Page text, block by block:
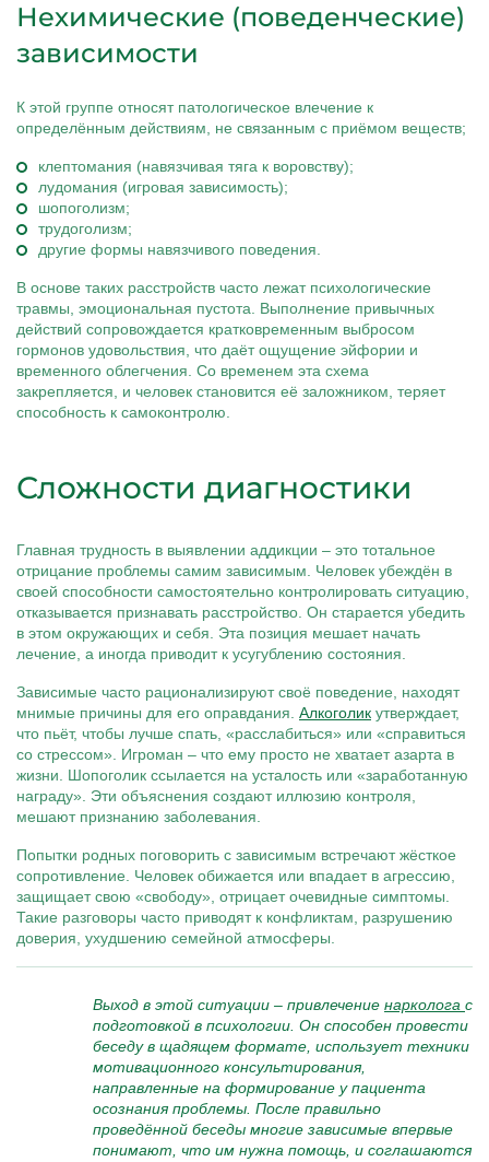
Нехимические (поведенческие)
зависимости
К этой группе относят патологическое влечение к
определённым действиям, не связанным с приёмом веществ;
клептомания (навязчивая тяга к воровству);
лудомания (игровая зависимость);
шопоголизм;
трудоголизм;
другие формы навязчивого поведения.
В основе таких расстройств часто лежат психологические
травмы, эмоциональная пустота. Выполнение привычных
действий сопровождается кратковременным выбросом
гормонов удовольствия, что даёт ощущение эйфории и
временного облегчения. Со временем эта схема
закрепляется, и человек становится её заложником, теряет
способность к самоконтролю.
Сложности диагностики
Главная трудность в выявлении аддикции – это тотальное
отрицание проблемы самим зависимым. Человек убеждён в
своей способности самостоятельно контролировать ситуацию,
отказывается признавать расстройство. Он старается убедить
в этом окружающих и себя. Эта позиция мешает начать
лечение, а иногда приводит к усугублению состояния.
Зависимые часто рационализируют своё поведение, находят
мнимые причины для его оправдания. Алкоголик утверждает,
что пьёт, чтобы лучше спать, «расслабиться» или «справиться
со стрессом». Игроман – что ему просто не хватает азарта в
жизни. Шопоголик ссылается на усталость или «заработанную
награду». Эти объяснения создают иллюзию контроля,
мешают признанию заболевания.
Попытки родных поговорить с зависимым встречают жёсткое
сопротивление. Человек обижается или впадает в агрессию,
защищает свою «свободу», отрицает очевидные симптомы.
Такие разговоры часто приводят к конфликтам, разрушению
доверия, ухудшению семейной атмосферы.
Выход в этой ситуации – привлечение нарколога с
подготовкой в психологии. Он способен провести
беседу в щадящем формате, использует техники
мотивационного консультирования,
направленные на формирование у пациента
осознания проблемы. После правильно
проведённой беседы многие зависимые впервые
понимают, что им нужна помощь, и соглашаются